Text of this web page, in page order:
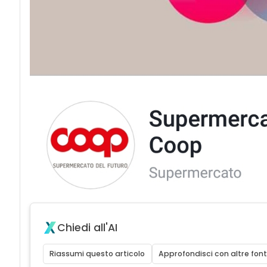
Chiedi all'AI
Riassumi questo articolo Approfondisci con altre